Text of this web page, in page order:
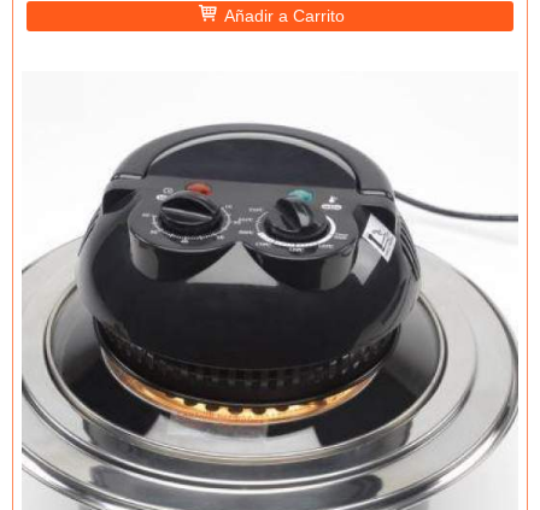
Añadir a Carrito